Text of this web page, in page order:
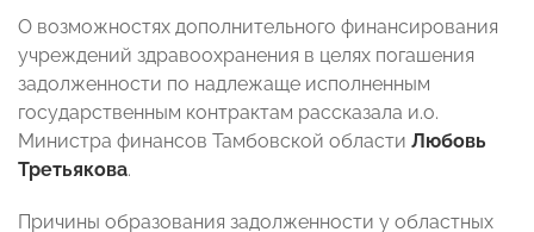
О возможностях дополнительного финансирования
учреждений здравоохранения в целях погашения
задолженности по надлежаще исполненным
государственным контрактам рассказала и.о.
Министра финансов Тамбовской области Любовь
Третьякова.
Причины образования задолженности у областных